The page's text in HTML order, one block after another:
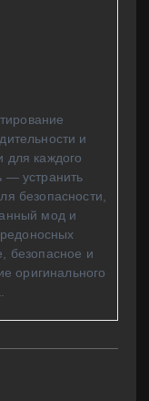
и
для каждого
— устранить
безопасности,
мод и
безопасное и
оригинального